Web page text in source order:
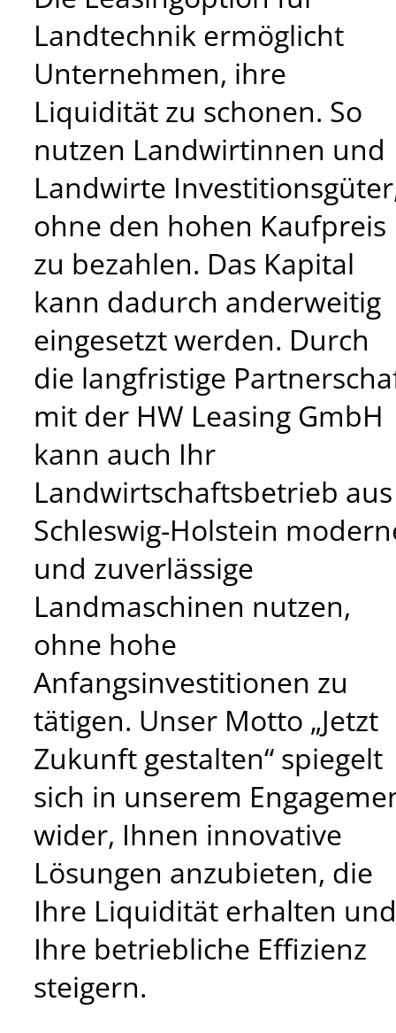
Landtechnik ermöglicht
Unternehmen, ihre
Liquidität zu schonen. So
nutzen Landwirtinnen und
Landwirte
ohne den hohen Kaufpreis
zu bezahlen. Das Kapital
kann dadurch anderweitig
eingesetzt werden. Durch
die langfristige
mit der HW Leasing GmbH
kann auch Ihr
Landwirtschaftsbetrieb aus
Schleswig-Holstein
und zuverlässige
Landmaschinen nutzen,
ohne hohe
Anfangsinvestitionen zu
tätigen. Unser Motto „Jetzt
Zukunft gestalten“ spiegelt
sich in unserem
wider, Ihnen innovative
Lösungen anzubieten, die
Ihre Liquidität erhalten und
Ihre betriebliche Effizienz
steigern.